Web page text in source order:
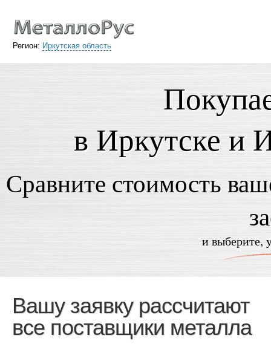
Регион: Иркутская область
в Иркутске и
Сравните стоимость
и выберите,
Вашу заявку рассчитают
все поставщики металла